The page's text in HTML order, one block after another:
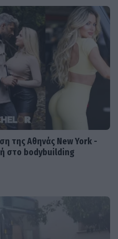
της Αθηνάς New York -
στο bodybuilding